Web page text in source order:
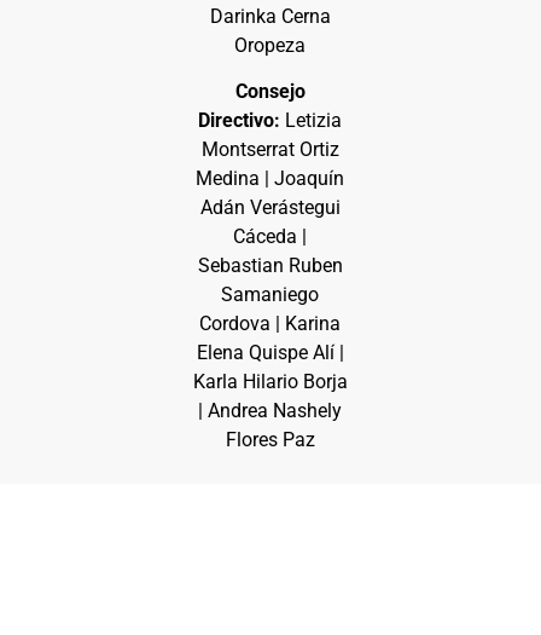
Darinka Cerna
Oropeza
Consejo
Directivo: Letizia
Montserrat Ortiz
Medina | Joaquín
Adán Verástegui
Cáceda |
Sebastian Ruben
Samaniego
Cordova | Karina
Elena Quispe Alí |
Karla Hilario Borja
| Andrea Nashely
Flores Paz